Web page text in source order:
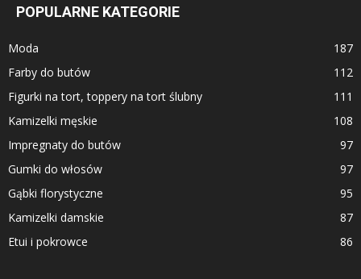
POPULARNE KATEGORIE
Moda
187
Farby do butów
112
Figurki na tort, toppery na tort ślubny
111
Kamizelki męskie
108
Impregnaty do butów
97
Gumki do włosów
97
Gąbki florystyczne
95
Kamizelki damskie
87
Etui i pokrowce
86